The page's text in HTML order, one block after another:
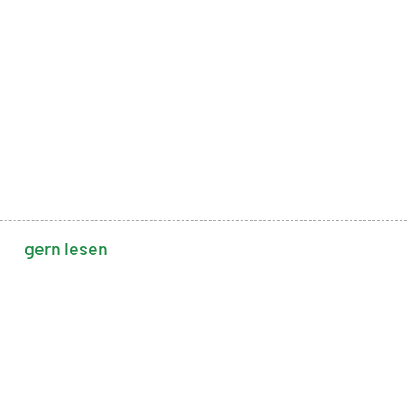
gern lesen